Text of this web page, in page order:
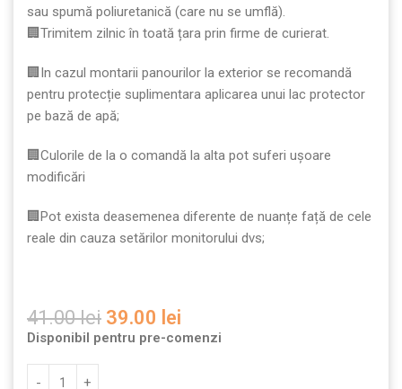
sau spumă poliuretanică (care nu se umflă).
🏢Trimitem zilnic în toată țara prin firme de curierat.
🏢In cazul montarii panourilor la exterior se recomandă
pentru protecție suplimentara aplicarea unui lac protector
pe bază de apă;
🏢Culorile de la o comandă la alta pot suferi ușoare
modificări
🏢Pot exista deasemenea diferente de nuanțe față de cele
reale din cauza setărilor monitorului dvs;
41.00lei 39.00 lei
Disponibil pentru pre-comenzi